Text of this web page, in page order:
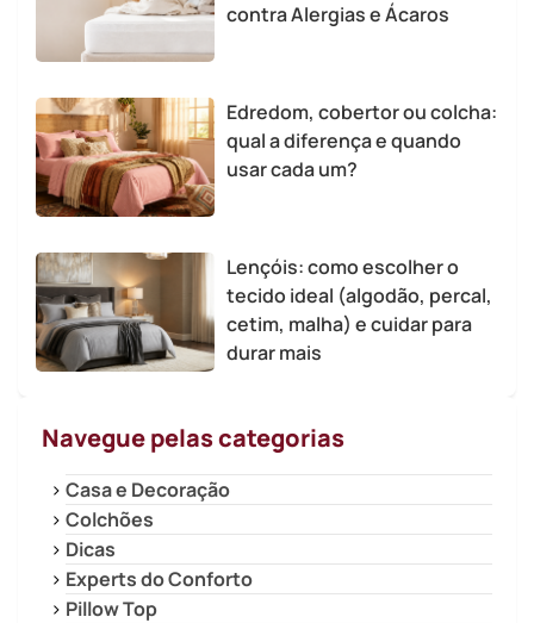
contra Alergias e Ácaros
Edredom, cobertor ou colcha:
qual a diferença e quando
usar cada um?
Lençóis: como escolher o
tecido ideal (algodão, percal,
cetim, malha) e cuidar para
durar mais
Navegue pelas categorias
Casa e Decoração
Colchões
Dicas
Experts do Conforto
Pillow Top